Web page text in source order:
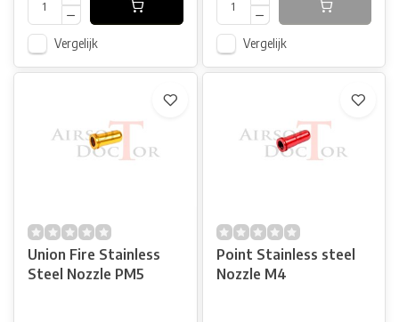
Vergelijk Vergelijk
Union Fire Stainless
Steel Nozzle PM5
Point Stainless steel
Nozzle M4